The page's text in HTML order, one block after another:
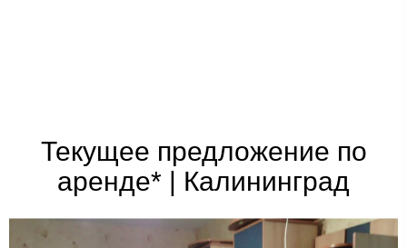
Текущее предложение по
аренде* | Калининград